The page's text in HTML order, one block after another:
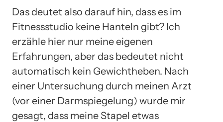
Das deutet also darauf hin, dass es im
Fitnessstudio keine Hanteln gibt? Ich
erzähle hier nur meine eigenen
Erfahrungen, aber das bedeutet nicht
automatisch kein Gewichtheben. Nach
einer Untersuchung durch meinen Arzt
(vor einer Darmspiegelung) wurde mir
gesagt, dass meine Stapel etwas